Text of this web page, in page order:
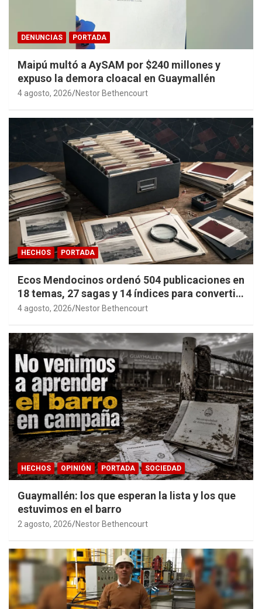
DENUNCIAS PORTADA
Maipú multó a AySAM por $240 millones y
expuso la demora cloacal en Guaymallén
4 agosto, 2026 Nestor Bethencourt
HECHOS PORTADA
Ecos Mendocinos ordenó 504 publicaciones en
18 temas, 27 sagas y 14 índices para convertir
años de investigación en memoria pública
4 agosto, 2026 Nestor Bethencourt
HECHOS OPINIÓN PORTADA SOCIEDAD
Guaymallén: los que esperan la lista y los que
estuvimos en el barro
2 agosto, 2026 Nestor Bethencourt